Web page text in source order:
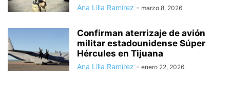
Ana Lilia Ramírez - marzo 8, 2026
Confirman aterrizaje de avión
militar estadounidense Súper
Hércules en Tijuana
Ana Lilia Ramírez - enero 22, 2026